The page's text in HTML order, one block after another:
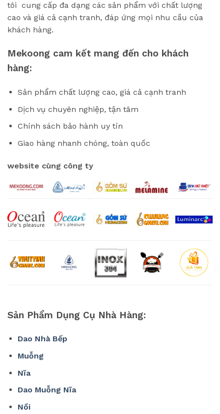
tôi cung cấp đa dạng các sản phẩm với chất lượng
cao và giá cả cạnh tranh, đáp ứng mọi nhu cầu của
khách hàng.
Mekoong cam kết mang đến cho khách
hàng:
Sản phẩm chất lượng cao, giá cả cạnh tranh
Dịch vụ chuyên nghiệp, tận tâm
Chính sách bảo hành uy tín
Giao hàng nhanh chóng, toàn quốc
website cùng công ty
Sản Phẩm Dụng Cụ Nhà Hàng:
Dao Nhà Bếp
Muỗng
Nĩa
Dao Muỗng Nĩa
Nồi